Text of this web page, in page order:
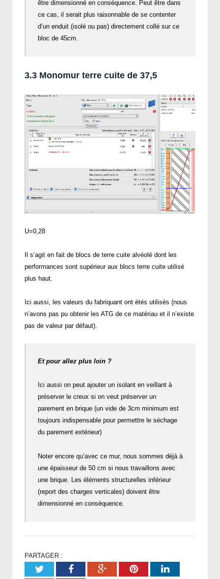
être dimensionné en conséquence. Peut être dans
ce cas, il serait plus raisonnable de se contenter
d’un enduit (isolé ou pas) directement collé sur ce
bloc de 45cm.
3.3 Monomur terre cuite de 37,5
U=0,28
Il s’agit en fait de blocs de terre cuite alvéolé dont les
performances sont supérieur aux blocs terre cuite utilisé
plus haut.
Ici aussi, les valeurs du fabriquant ont étés utilisés (nous
n’avons pas pu obtenir les ATG de ce matériau et il n’existe
pas de valeur par défaut).
Et pour allez plus loin ?
Ici aussi on peut ajouter un isolant en veillant à
préserver le creux si on veut préserver un
parement en brique (un vide de 3cm minimum est
toujours indispensable pour permettre le séchage
du parement extérieur)
Noter encore qu’avec ce mur, nous sommes déjà à
une épaisseur de 50 cm si nous travaillons avec
une brique. Les éléments structurelles inférieur
(report des charges verticales) doivent être
dimensionné en conséquence.
PARTAGER :
TwitterFacebookGoogle+PinterestLinkedIn